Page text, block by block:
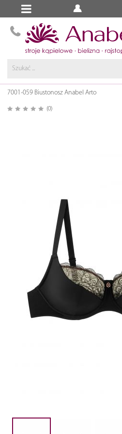
7001-059 Biustonosz Anabel Arto
(0)